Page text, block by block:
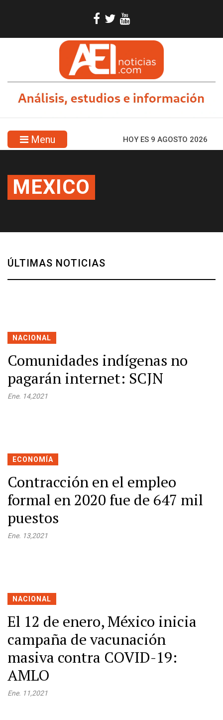
Menu HOY ES 9 AGOSTO 2026
MEXICO
ÚLTIMAS NOTICIAS
NACIONAL
Comunidades indígenas no
pagarán internet: SCJN
Ene. 14,2021
ECONOMÍA
Contracción en el empleo
formal en 2020 fue de 647 mil
puestos
Ene. 13,2021
NACIONAL
El 12 de enero, México inicia
campaña de vacunación
masiva contra COVID-19:
AMLO
Ene. 11,2021